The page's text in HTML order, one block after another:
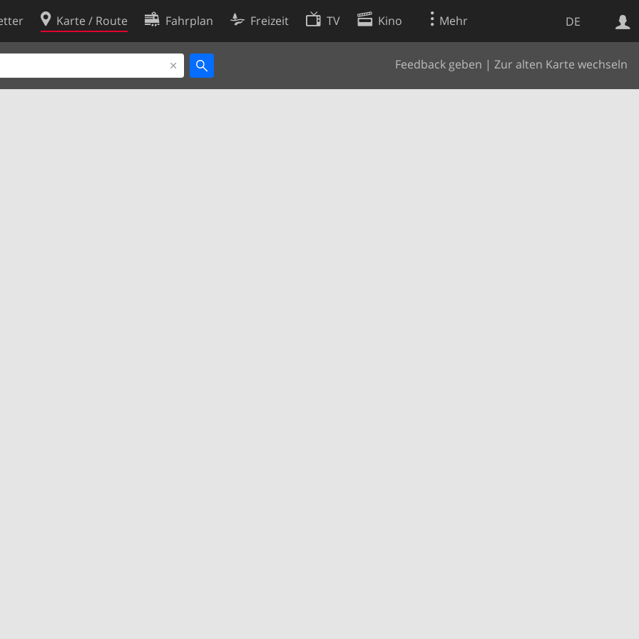
DE
Karte / Route Fahrplan Freizeit TV Kino Mehr
Feedback geben | Zur alten Karte wechseln
Websuche
Cookie-Richtlinie
Cookie-Einstellungen